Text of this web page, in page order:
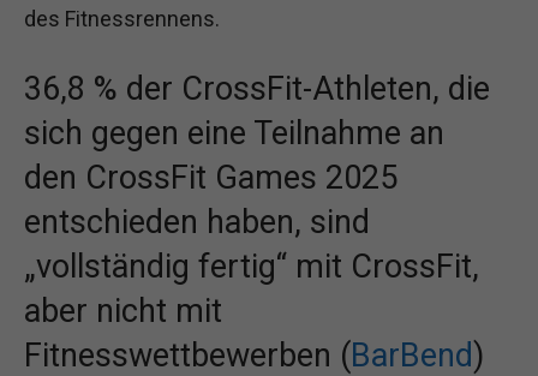
des Fitnessrennens.
36,8 % der CrossFit-Athleten, die
sich gegen eine Teilnahme an
den CrossFit Games 2025
entschieden haben, sind
„vollständig fertig“ mit CrossFit,
aber nicht mit
Fitnesswettbewerben (BarBend)